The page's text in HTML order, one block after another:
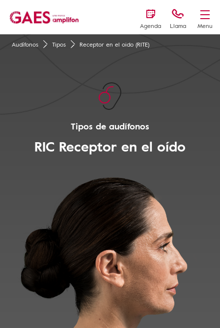
Agenda Llama Menu
Audífonos Tipos Receptor en el oido (RITE)
Tipos de audífonos
RIC Receptor en el oído